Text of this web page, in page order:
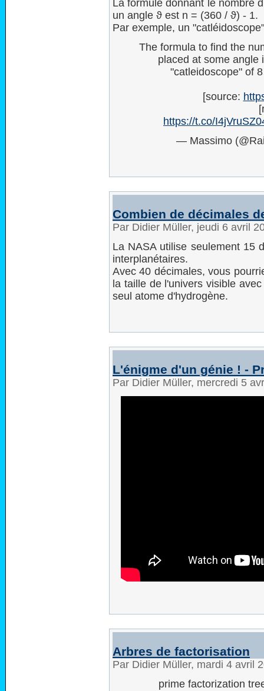
La formule donnant le nombre
un angle ϑ est n = (360 / ϑ) - 1.
Par exemple, un
The formula to find the
placed at some angle
"catleidoscope" of
[source:
https://t.co/
— Massimo
Combien de décimales
Par Didier Müller, jeudi 6 avril
La NASA utilise seulement 15
interplanétaires.
Avec 40 décimales, vous
la taille de l'univers visible
seul atome d'hydrogène.
L'énigme d'un génie ! -
Par Didier Müller, mercredi 5
Arbres de factorisation
Par Didier Müller, mardi 4 avril
prime factorization